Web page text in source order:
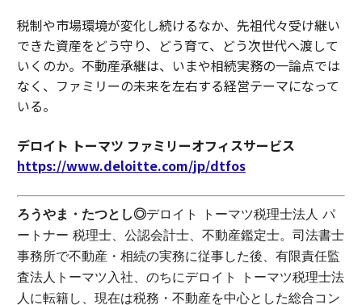
税制や市場環境が変化し続けるなか、先祖代々受け継い
できた資産をどう守り、どう育て、どう次世代へ渡して
いくのか。不動産承継は、いまや相続実務の一論点では
なく、ファミリーの未来を左右する経営テーマになって
いる。
デロイト トーマツ ファミリーオフィスサービス
https://www.deloitte.com/jp/dtfos
ろうやま・たつとし◎デロイト トーマツ税理士法人 パ
ートナー 税理士、公認会計士、不動産鑑定士。司法書士
事務所で不動産・相続の実務に従事した後、有限責任監
査法人トーマツ入社、のちにデロイト トーマツ税理士法
人に転籍し、現在は税務・不動産を中心とした総合コン